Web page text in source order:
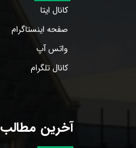
آخرین مطالب
کانال ایتا
صفحه اینستاگرام
واتس آپ
کانال تلگرام